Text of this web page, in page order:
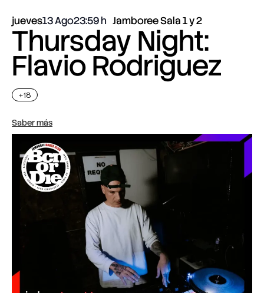
jueves13 Ago23:59 Jamboree Sala 1 y 2
Thursday Night:
Flavio Rodriguez
+18
Saber más